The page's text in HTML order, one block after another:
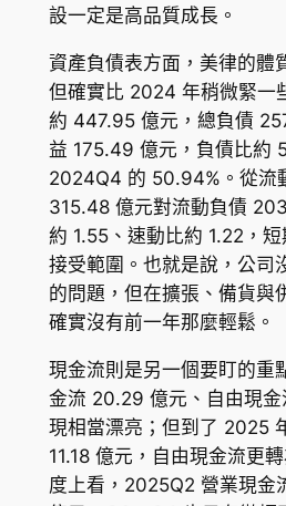
設一定是高品質成長。
資產負債表方面，美律的體
但確實比 2024 年稍微緊一
約 447.95 億元，總負債
益 175.49 億元，負債比約
2024Q4 的 50.94%。從流
315.48 億元對流動負債
約 1.55、速動比約 1.22，
接受範圍。也就是說，公司
的問題，但在擴張、備貨與
確實沒有前一年那麼輕鬆。
現金流則是另一個要盯的重
金流 20.29 億元、自由現
現相當漂亮；但到了 2025
11.18 億元，自由現金流更
度上看，2025Q2 營業現金